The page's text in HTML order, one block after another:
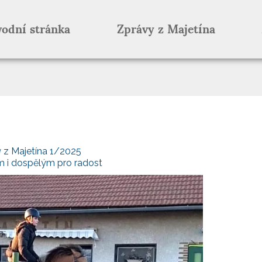
stránka Zprávy z Majetína
z Majetína 1/2025
i dospělým pro radost